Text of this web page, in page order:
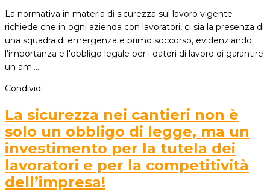
La normativa in materia di sicurezza sul lavoro vigente
richiede che in ogni azienda con lavoratori, ci sia la presenza di
una squadra di emergenza e primo soccorso, evidenziando
l'importanza e l'obbligo legale per i datori di lavoro di garantire
un am...…
Condividi
La sicurezza nei cantieri non è
solo un obbligo di legge, ma un
investimento per la tutela dei
lavoratori e per la competitività
dell’impresa!